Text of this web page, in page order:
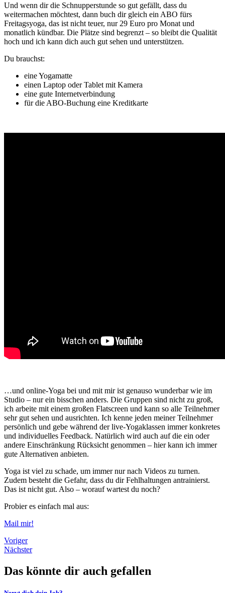
Und wenn dir die Schnupperstunde so gut gefällt, dass du
weitermachen möchtest, dann buch dir gleich ein ABO fürs
Freitagsyoga, das ist nicht teuer, nur 29 Euro pro Monat und
monatlich kündbar. Die Plätze sind begrenzt – so bleibt die Qualität
hoch und ich kann dich auch gut sehen und unterstützen.
Du brauchst:
eine Yogamatte
einen Laptop oder Tablet mit Kamera
eine gute Internetverbindung
für die ABO-Buchung eine Kreditkarte
…und online-Yoga bei und mit mir ist genauso wunderbar wie im
Studio – nur ein bisschen anders. Die Gruppen sind nicht zu groß,
ich arbeite mit einem großen Flatscreen und kann so alle Teilnehmer
sehr gut sehen und ausrichten. Ich kenne jeden meiner Teilnehmer
persönlich und gebe während der live-Yogaklassen immer konkretes
und individuelles Feedback. Natürlich wird auch auf die ein oder
andere Einschränkung Rücksicht genommen – hier kann ich immer
gute Alternativen anbieten.
Yoga ist viel zu schade, um immer nur nach Videos zu turnen.
Zudem besteht die Gefahr, dass du dir Fehlhaltungen antrainierst.
Das ist nicht gut. Also – worauf wartest du noch?
Probier es einfach mal aus:
Mail mir!
Voriger
Nächster
Das könnte dir auch gefallen